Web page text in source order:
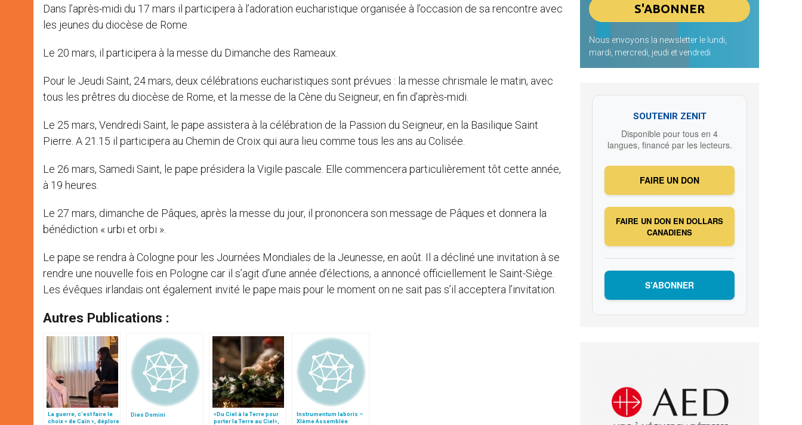
Dans l’après-midi du 17 mars il participera à l’adoration eucharistique organisée à l’occasion de sa rencontre avec
les jeunes du diocèse de Rome.
Le 20 mars, il participera à la messe du Dimanche des Rameaux.
Pour le Jeudi Saint, 24 mars, deux célébrations eucharistiques sont prévues : la messe chrismale le matin, avec
tous les prêtres du diocèse de Rome, et la messe de la Cène du Seigneur, en fin d’après-midi.
Le 25 mars, Vendredi Saint, le pape assistera à la célébration de la Passion du Seigneur, en la Basilique Saint
Pierre. A 21.15 il participera au Chemin de Croix qui aura lieu comme tous les ans au Colisée.
Le 26 mars, Samedi Saint, le pape présidera la Vigile pascale. Elle commencera particulièrement tôt cette année,
à 19 heures.
Le 27 mars, dimanche de Pâques, après la messe du jour, il prononcera son message de Pâques et donnera la
bénédiction « urbi et orbi ».
Le pape se rendra à Cologne pour les Journées Mondiales de la Jeunesse, en août. Il a décliné une invitation à se
rendre une nouvelle fois en Pologne car il s’agit d’une année d’élections, a annoncé officiellement le Saint-Siège.
Les évêques irlandais ont également invité le pape mais pour le moment on ne sait pas s’il acceptera l’invitation.
Autres Publications :
La guerre, c’est faire le
choix « de Caïn », déplore
Dies Domini
«Du Ciel à la Terre pour
porter la Terre au Ciel»,
Instrumentum laboris –
XIème Assemblée
Nous envoyons la newsletter le lundi,
mardi, mercredi, jeudi et vendredi
SOUTENIR ZENIT
Disponible pour tous en 4
langues, financé par les lecteurs.
FAIRE UN DON
FAIRE UN DON EN DOLLARS
CANADIENS
S’ABONNER